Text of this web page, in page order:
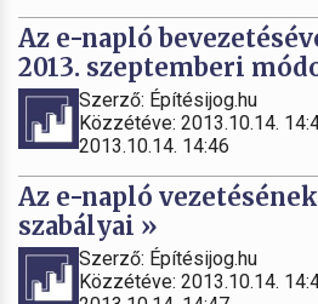
Az e-napló
2013. szeptemberi
Szerző: Építésijog.hu
Közzétéve: 2013.10.14.
2013.10.14. 14:46
Az e-napló
szabályai »
Szerző: Építésijog.hu
Közzétéve: 2013.10.14.